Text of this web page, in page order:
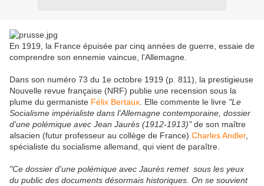
En 1919, la France épuisée par cinq années de guerre, essaie de
comprendre son ennemie vaincue, l'Allemagne.
Dans son numéro 73 du 1e octobre 1919 (p. 811), la prestigieuse
Nouvelle revue française (NRF) publie une recension sous la
plume du germaniste Félix Bertaux . Elle commente le livre "Le
Socialisme impérialiste dans l'Allemagne contemporaine, dossier
d'une polémique avec Jean Jaurès (1912-1913)"de son maître
alsacien (futur professeur au collège de France) Charles Andler,
spécialiste du socialisme allemand, qui vient de paraître.
"Ce dossier d'une polémique avec Jaurès remet sous les yeux
du public des documents désormais historiques. On se souvient